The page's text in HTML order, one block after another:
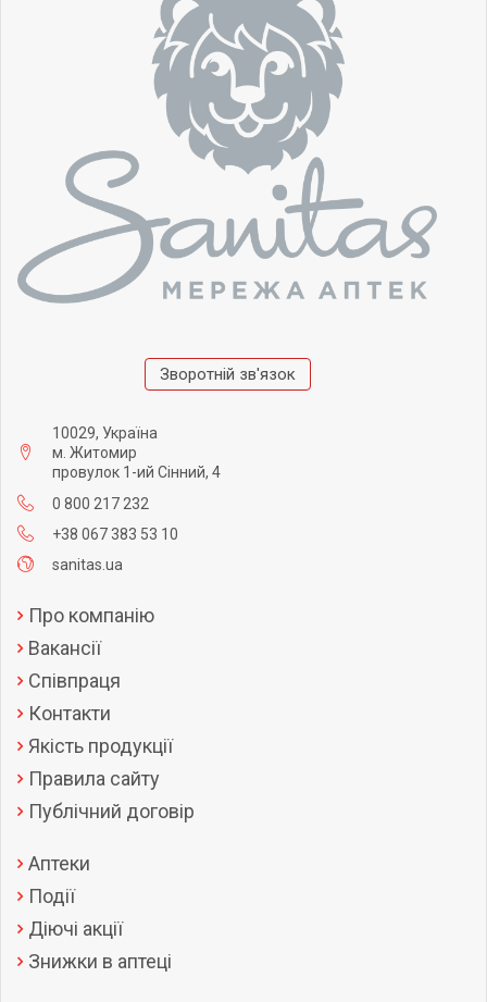
Зворотній зв'язок
10029, Україна
м. Житомир
провулок 1-ий Сінний, 4
0 800 217 232
+38 067 383 53 10
sanitas.ua
Про компанію
Вакансії
Співпраця
Контакти
Якість продукції
Правила сайту
Публічний договір
Аптеки
Події
Діючі акції
Знижки в аптеці